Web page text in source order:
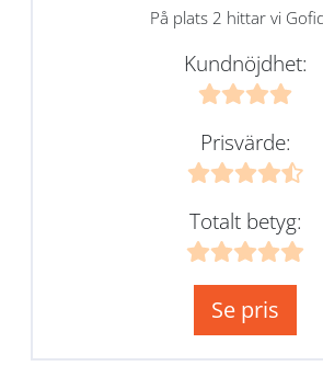
På plats 2 hittar vi
Kundnöjdhet:
Prisvärde:
Totalt betyg:
Se pris